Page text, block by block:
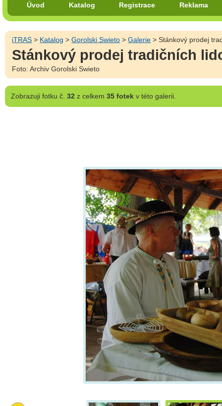
Úvod Katalog Registrace Reklama
iTRAS > Katalog >Gorolski Swieto >Galerie > Stánkový prodej
Stánkový prodej tradičních
Foto: Archiv Gorolski Swieto
Zobrazujifotku č. 32 z celkem 35 fotekv této galerii.